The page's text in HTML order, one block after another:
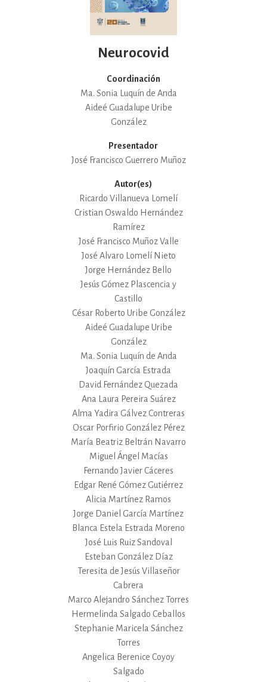
Neurocovid
Coordinación
Ma. Sonia Luquín de Anda
Aideé Guadalupe Uribe
González
Presentador
José Francisco Guerrero Muñoz
Autor(es)
Ricardo Villanueva Lomelí
Cristian Oswaldo Hernández
Ramírez
José Francisco Muñoz Valle
José Alvaro Lomelí Nieto
Jorge Hernández Bello
Jesús Gómez Plascencia y
Castillo
César Roberto Uribe González
Aideé Guadalupe Uribe
González
Ma. Sonia Luquín de Anda
Joaquín García Estrada
David Fernández Quezada
Ana Laura Pereira Suárez
Alma Yadira Gálvez Contreras
Oscar Porfirio González Pérez
María Beatriz Beltrán Navarro
Miguel Ángel Macías
Fernando Javier Cáceres
Edgar René Gómez Gutiérrez
Alicia Martínez Ramos
Jorge Daniel García Martínez
Blanca Estela Estrada Moreno
José Luis Ruiz Sandoval
Esteban González Díaz
Teresita de Jesús Villaseñor
Cabrera
Marco Alejandro Sánchez Torres
Hermelinda Salgado Ceballos
Stephanie Maricela Sánchez
Torres
Angelica Berenice Coyoy
Salgado